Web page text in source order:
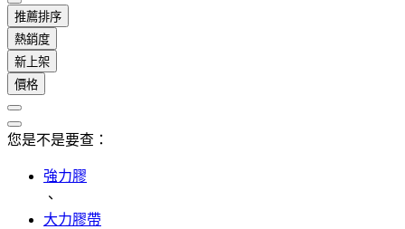
推薦排序
熱銷度
新上架
價格
您是不是要查：
強力膠
、
大力膠帶